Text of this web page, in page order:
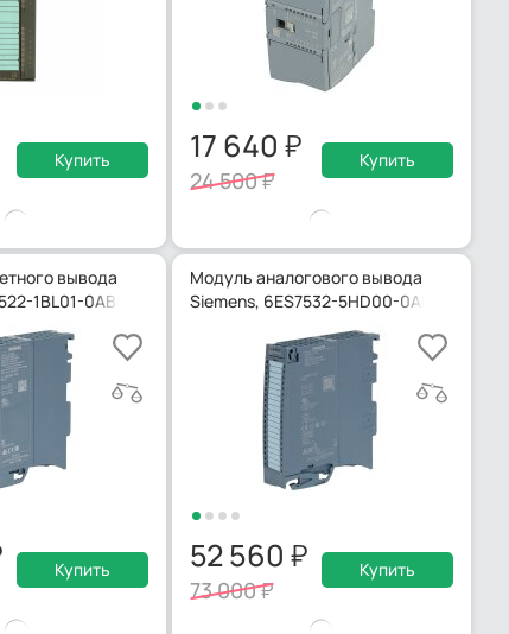
Купить 17 640
24 500
Купить
вывода
1BL01-0AB0
Купить
Модуль аналогового вывода
Siemens, 6ES7532-5HD00-0AB0
52 560
73 000
Купить